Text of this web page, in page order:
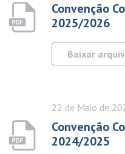
Convenção
2025/2026
Baixar
22 de Maio de
Convenção
2024/2025